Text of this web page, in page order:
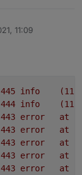
11:09
info
info
error at
error at
error at
error at
error at